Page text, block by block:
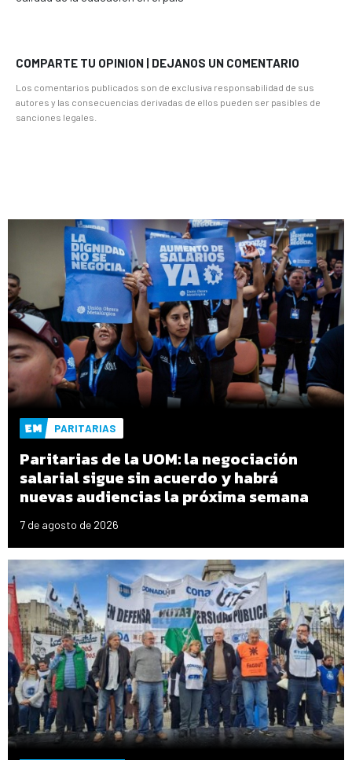
COMPARTE TU OPINION | DEJANOS UN COMENTARIO
Los comentarios publicados son de exclusiva responsabilidad de sus
autores y las consecuencias derivadas de ellos pueden ser pasibles de
sanciones legales.
PARITARIAS
Paritarias de la UOM: la negociación
salarial sigue sin acuerdo y habrá
nuevas audiencias la próxima semana
7 de agosto de 2026